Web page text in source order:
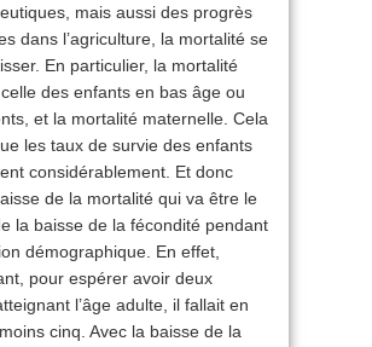
mais aussi des progrès
dans l’agriculture, la mortalité se
En particulier, la mortalité
des enfants en bas âge ou
et la mortalité maternelle. Cela
les taux de survie des enfants
considérablement. Et donc
de la mortalité qui va être le
la baisse de la fécondité pendant
démographique. En effet,
pour espérer avoir deux
l’âge adulte, il fallait en
cinq. Avec la baisse de la